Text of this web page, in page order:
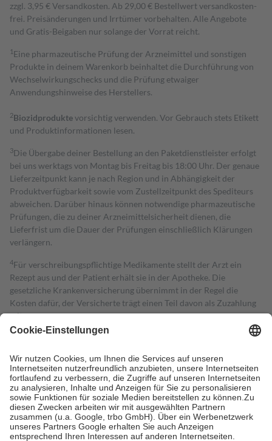
zzgl. 3,95 € Versandkosten. Ab 29,00 € Bestell­wert versand­kosten­
frei. Preisänderungen und Irrtümer vorbehalten. Alle Angebote
und Gratis-Beigaben nur solange der Vorrat reicht.
1 Eine pharmazeutische Prüfung der Arzneimittel und sonstigen
Produkte in deinem Warenkorb beinhaltet die Durchführung von
Wechselwirkungschecks und die Prüfung etwaiger
Anwendungshinweise des Herstellers.
2Biozidproduktevorsichtig verwenden. Vor Gebrauch stets Etikett
und Produktinformationen lesen.
3Die Übergabe deiner Bestellung an den Paketdienstleister erfolgt
bei uns werktags von Montag bis Freitag bis 18:00 Uhr. Der genaue
Lieferzeitpunkt kann je nach Region und in Abhängigkeit der
Produktverfügbarkeit sowie vom Zustellzeitpunkt des Spediteurs
abweichen. Darüber hinaus können notwendige pharmazeutische
Prüfungen, die zu deiner Arzneimittelsicherheit dienen, die
Lieferfrist um die Dauer der Prüfungen einschließlich Klärungen
verlängern.
4Für verschreibungspflichtige Medikamente stellt der Arzt ein
Rezept aus und der Patient erhält sie in der Apotheke. Die
gesetzliche Krankenversicherung übernimmt in der Regel die
Kosten dafür, der Versicherte trägt einen Teil davon als Zuzahlung
mit.
Grundsätzlich leisten Mitglieder Zuzahlungen in Höhe von zehn
höchstens zehn Euro.
Es sind jedoch nie mehr als die tatsächlichen
Kosten der Leistung zu entrichten.
Diese Regeln gelten grundsätzlich auch für Online-Apotheken.
Bei Heilmitteln und häuslicher Krankenpflege beträgt die
Zuzahlung zehn Prozent der Kosten sowie zehn Euro je
Verordnung.
Um das Engagement der Versicherten für ihre eigene Gesundheit zu